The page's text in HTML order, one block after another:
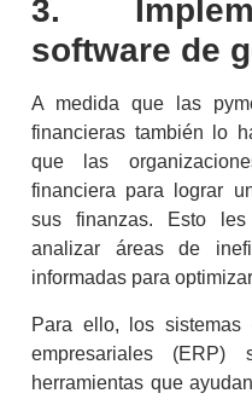
3.
software de
A medida que las
financieras también lo
que las
financiera para lograr
sus finanzas. Esto
analizar áreas de
informadas para
Para ello, los sistemas
empresariales
herramientas que